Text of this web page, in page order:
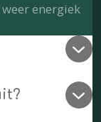
energiek